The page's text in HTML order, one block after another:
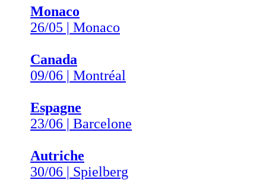
Monaco
26/05 | Monaco
Canada
09/06 | Montréal
Espagne
23/06 | Barcelone
Autriche
30/06 | Spielberg